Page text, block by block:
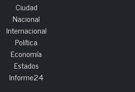
Ciudad
Nacional
Internacional
Política
Economía
Estados
Informe24